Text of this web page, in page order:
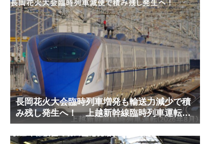
長岡花火大会臨時列車増発も輸送力減少で積
み残し発生へ！ 上越新幹線臨時列車運転
(2026年8月)